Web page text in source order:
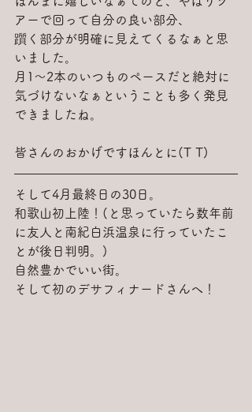
アーで回って自分の良い部分、
躓く部分が明確に見えてくるなぁと思
いました。
月1～2本のいつものペースだと絶対に
気づけないなぁということも多く発見
できましたね。
皆さんのおかげですほんとに(T T)
そして4月最終日の30日。
和歌山初上陸！(と思っていたら数年前
に友人と南紀白浜温泉に行っていたこ
とが後日判明。)
自然豊かでいい街。
そして初のデサフィナードさんへ！